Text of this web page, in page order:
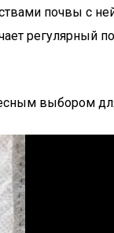
почвы с
регулярный
выбором